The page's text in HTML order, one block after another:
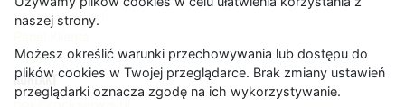
naszej strony.
Możesz określić warunki przechowywania lub dostępu do
plików cookies w Twojej przeglądarce. Brak zmiany ustawień
przeglądarki oznacza zgodę na ich wykorzystywanie.
Koszty wysyłki
Regulamin
KONTAKT